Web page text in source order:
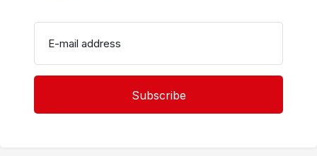
E-mail address